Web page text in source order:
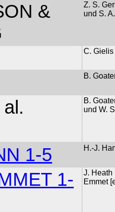
&
Z. S.
und S.
C. Gielis
B.
B.
und W.
1-5 H.-J.
1-
J. Heath
Emmet